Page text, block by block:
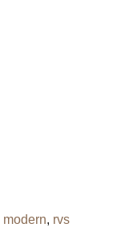
modern, rvs